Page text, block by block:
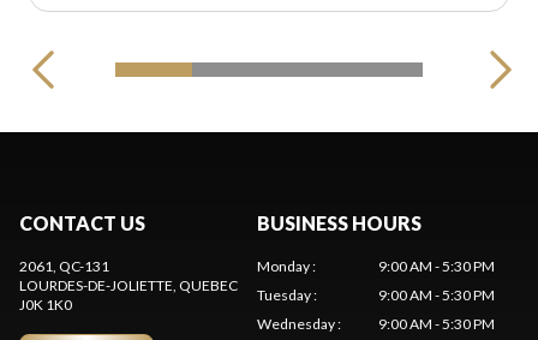
CONTACT US
2061, QC-131
LOURDES-DE-JOLIETTE , QUEBEC
J0K 1K0
BUSINESS HOURS
Monday:
9:00 AM - 5:30 PM
Tuesday:
9:00 AM - 5:30 PM
Wednesday:
9:00 AM - 5:30 PM